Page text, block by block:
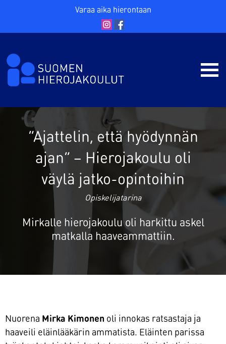
Varaa aika hierontaan
”Ajattelin, että hyödynnän
ajan” – Hierojakoulu oli
väylä jatko-opintoihin
Opiskelijatarina
Mirkalle hierojakoulu oli harkittu askel
matkalla haaveammattiin.
Nuorena Mirka Kimonen oli innokas ratsastaja ja
haaveili eläinlääkärin ammatista. Eläinten parissa